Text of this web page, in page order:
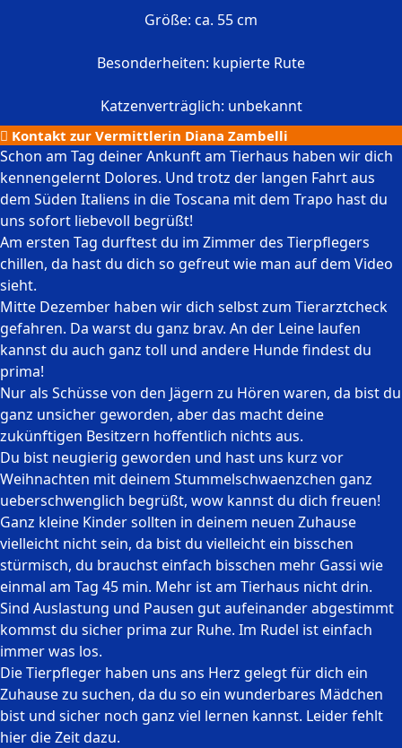
Größe: ca. 55 cm
Besonderheiten: kupierte Rute
Katzenverträglich: unbekannt
Kontakt zur Vermittlerin Diana Zambelli
Schon am Tag deiner Ankunft am Tierhaus haben wir dich
kennengelernt Dolores. Und trotz der langen Fahrt aus
dem Süden Italiens in die Toscana mit dem Trapo hast du
uns sofort liebevoll begrüßt!
Am ersten Tag durftest du im Zimmer des Tierpflegers
chillen, da hast du dich so gefreut wie man auf dem Video
sieht.
Mitte Dezember haben wir dich selbst zum Tierarztcheck
gefahren. Da warst du ganz brav. An der Leine laufen
kannst du auch ganz toll und andere Hunde findest du
prima!
Nur als Schüsse von den Jägern zu Hören waren, da bist du
ganz unsicher geworden, aber das macht deine
zukünftigen Besitzern hoffentlich nichts aus.
Du bist neugierig geworden und hast uns kurz vor
Weihnachten mit deinem Stummelschwaenzchen ganz
ueberschwenglich begrüßt, wow kannst du dich freuen!
Ganz kleine Kinder sollten in deinem neuen Zuhause
vielleicht nicht sein, da bist du vielleicht ein bisschen
stürmisch, du brauchst einfach bisschen mehr Gassi wie
einmal am Tag 45 min. Mehr ist am Tierhaus nicht drin.
Sind Auslastung und Pausen gut aufeinander abgestimmt
kommst du sicher prima zur Ruhe. Im Rudel ist einfach
immer was los.
Die Tierpfleger haben uns ans Herz gelegt für dich ein
Zuhause zu suchen, da du so ein wunderbares Mädchen
bist und sicher noch ganz viel lernen kannst. Leider fehlt
hier die Zeit dazu.